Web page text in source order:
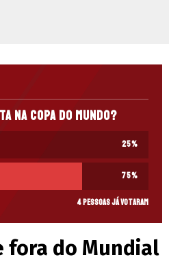
Copa do Mundo?
25%
75%
4 pessoas já votaram
fora do Mundial